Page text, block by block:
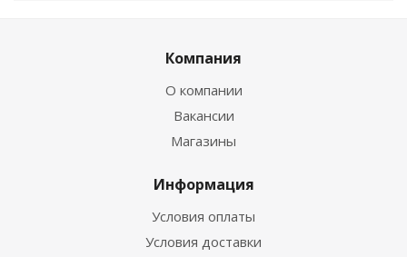
Компания
О компании
Вакансии
Магазины
Информация
Условия оплаты
Условия доставки